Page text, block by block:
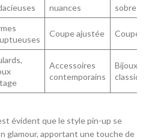
nuances
sobres
Coupe ajustée Coupe
Accessoires
contemporains
Bijoux
évident que le style pin-up se
glamour, apportant une touche de